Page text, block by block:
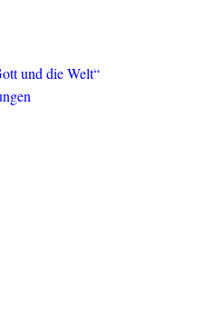
und die Welt“